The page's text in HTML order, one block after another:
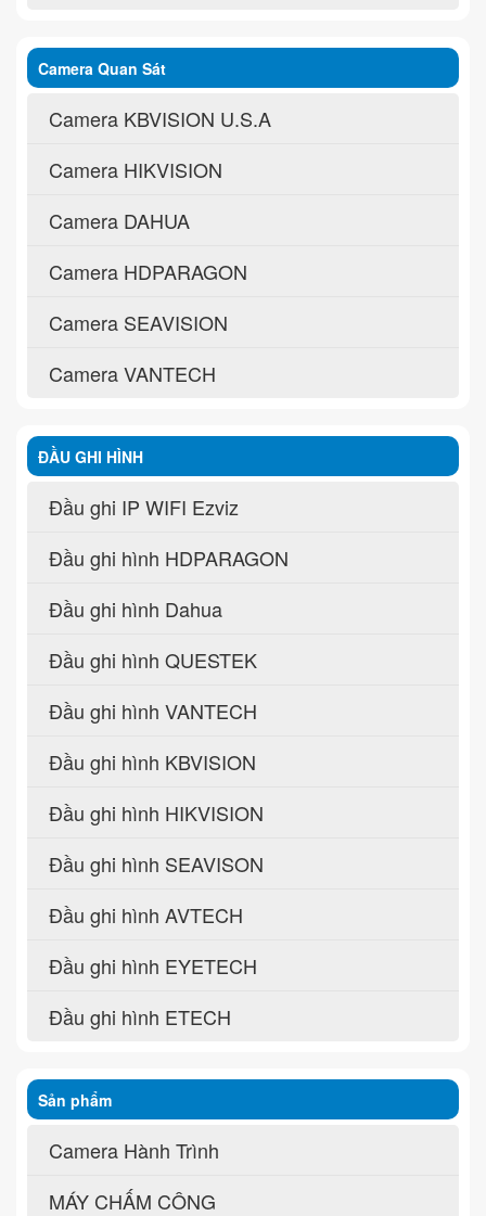
Camera Quan Sát
Camera KBVISION U.S.A
Camera HIKVISION
Camera DAHUA
Camera HDPARAGON
Camera SEAVISION
Camera VANTECH
ĐẦU GHI HÌNH
Đầu ghi IP WIFI Ezviz
Đầu ghi hình HDPARAGON
Đầu ghi hình Dahua
Đầu ghi hình QUESTEK
Đầu ghi hình VANTECH
Đầu ghi hình KBVISION
Đầu ghi hình HIKVISION
Đầu ghi hình SEAVISON
Đầu ghi hình AVTECH
Đầu ghi hình EYETECH
Đầu ghi hình ETECH
Sản phẩm
Camera Hành Trình
MÁY CHẤM CÔNG